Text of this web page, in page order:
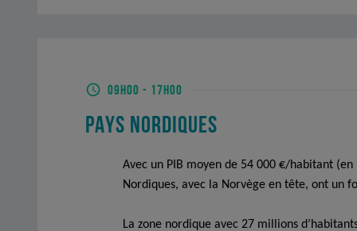
09H00 - 17H00
PAYS NORDIQUES
Avec un PIB moyen de 54 000 €/habitant
Nordiques, avec la Norvège en tête, ont un
La zone nordique avec 27 millions